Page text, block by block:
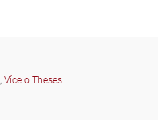
, Více o Theses